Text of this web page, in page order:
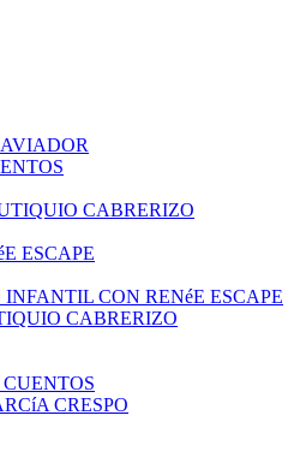
AVIADOR
CABRERIZO
ESCAPE
INFANTIL CON RENéE ESCAPE
CABRERIZO
CRESPO